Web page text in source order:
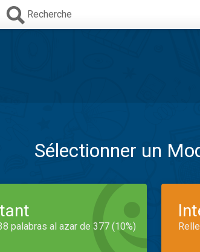
Recherche
Sélectionner un
palabras al azar de 377 (10%)